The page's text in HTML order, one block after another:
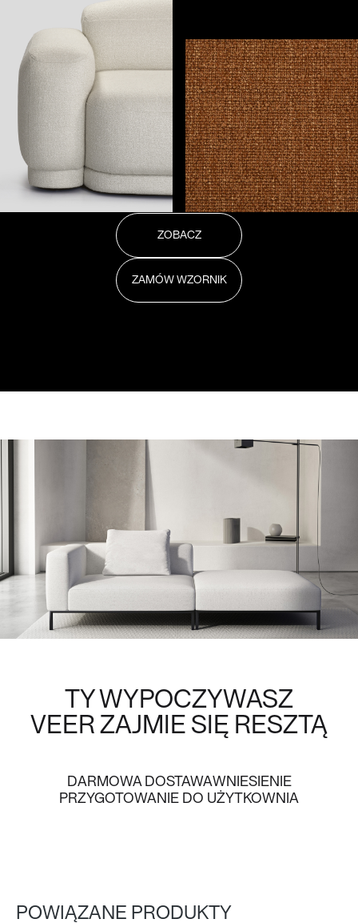
ZOBACZ
ZAMÓW WZORNIK
TY WYPOCZYWASZ
VEER ZAJMIE SIĘ RESZTĄ
DARMOWA DOSTAWAWNIESIENIE
PRZYGOTOWANIE DO UŻYTKOWNIA
POWIĄZANE PRODUKTY